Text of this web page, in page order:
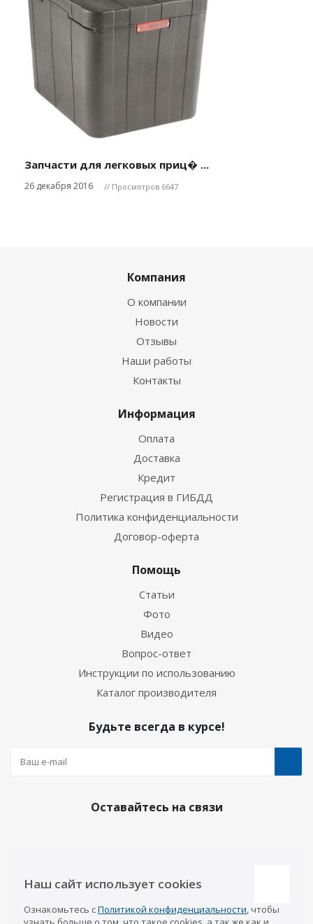
Запчасти для легковых приц� ...
26 декабря 2016 // Просмотров 6647
Компания
О компании
Новости
Отзывы
Наши работы
Контакты
Информация
Оплата
Доставка
Кредит
Регистрация в ГИБДД
Политика конфиденциальности
Договор-оферта
Помощь
Статьи
Фото
Видео
Вопрос-ответ
Инструкции по использованию
Каталог производителя
Будьте всегда в курсе!
Оставайтесь на связи
Наши контакты
Казань
8 (843) 207-03-08
info@a-pricep.ru
Наш сайт использует cookies
Ознакомьтесь сПолитикой конфиденциальности, чтобы